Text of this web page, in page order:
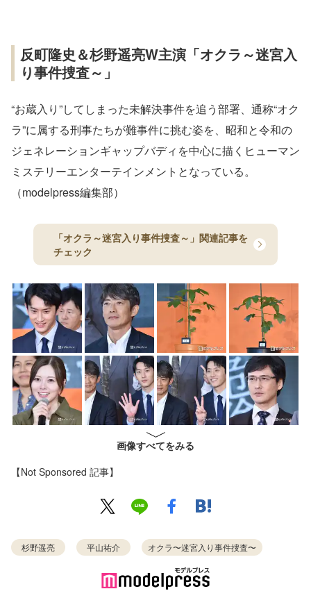
反町隆史＆杉野遥亮W主演「オクラ～迷宮入
り事件捜査～」
“お蔵入り”してしまった未解決事件を追う部署、通称“オク
ラ”に属する刑事たちが難事件に挑む姿を、昭和と令和の
ジェネレーションギャップバディを中心に描くヒューマン
ミステリーエンターテインメントとなっている。
（modelpress編集部）
「オクラ～迷宮入り事件捜査～」関連記事を
チェック
画像すべてをみる
【Not Sponsored 記事】
杉野遥亮 平山祐介 オクラ〜迷宮入り事件捜査〜